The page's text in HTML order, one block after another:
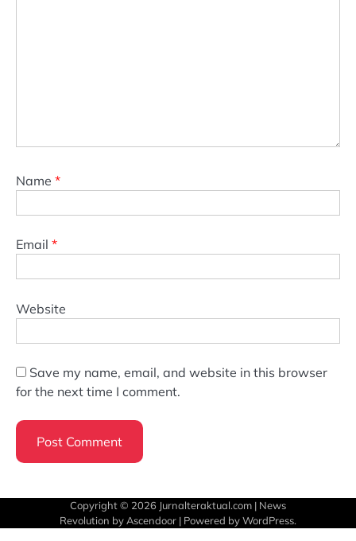
Name *
Email *
Website
Save my name, email, and website in this browser
for the next time I comment.
Copyright © 2026 Jurnalteraktual.com | News
Revolution by Ascendoor | Powered byWordPress.